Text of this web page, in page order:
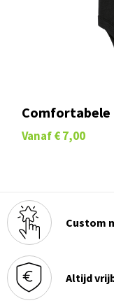
Comfortabele
Vanaf € 7,00
Custom
Altijd